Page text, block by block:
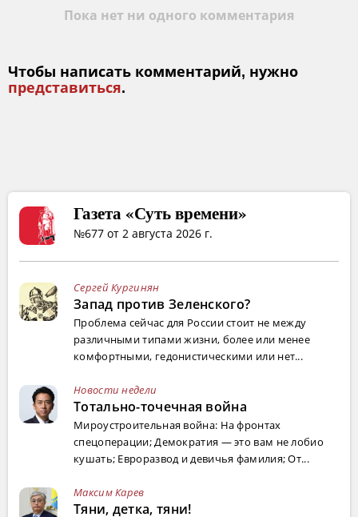
Пока нет ни одного комментария
Чтобы написать комментарий, нужно
представиться.
Газета «Суть времени»
№677 от 2 августа 2026 г.
Сергей Кургинян
Запад против Зеленского?
Проблема сейчас для России стоит не между
различными типами жизни, более или менее
комфортными, гедонистическими или нет...
Новости недели
Тотально-точечная война
Мироустроительная война: На фронтах
спецоперации; Демократия — это вам не лобио
кушать; Евроразвод и девичья фамилия; От...
Максим Карев
Тяни, детка, тяни!